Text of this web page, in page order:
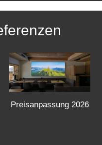
Preisanpassung 2026